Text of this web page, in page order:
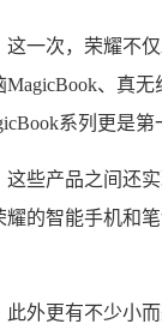
这一次，荣耀不
MagicBook、真无
系列更是第
这些产品之间还
耀的智能手机和
此外更有不少小